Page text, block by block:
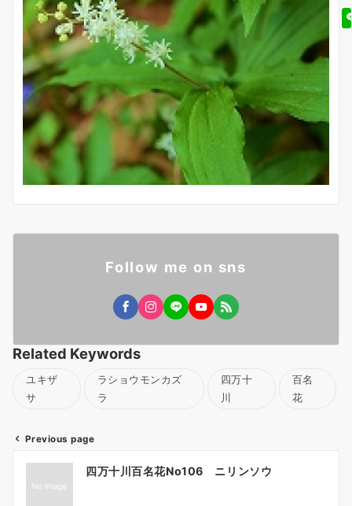
Follow me on sns
Related Keywords
ユキザ
サ
ラショウモンカズ
ラ
四万十
川
百名
花
投
Previous page
四万十川百名花No106 ニリンソウ